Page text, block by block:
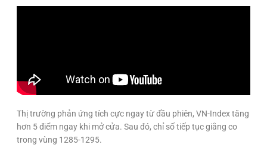
Thị trường phản ứng tích cực ngay từ đầu phiên, VN-Index tăng
hơn 5 điểm ngay khi mở cửa. Sau đó, chỉ số tiếp tục giằng co
trong vùng 1285-1295.